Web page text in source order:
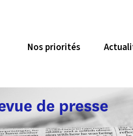
Nos priorités